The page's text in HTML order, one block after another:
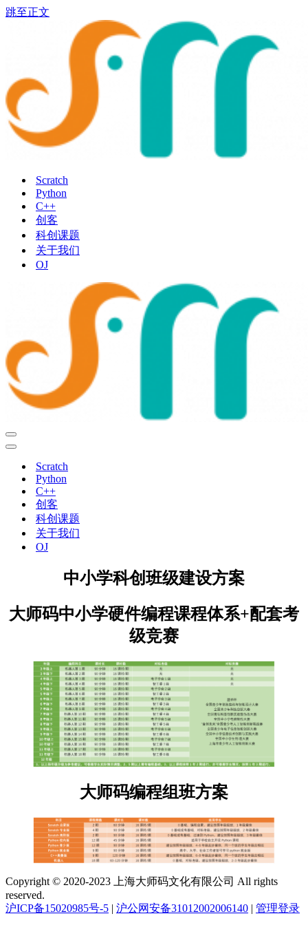
跳至正文
Scratch
Python
C++
创客
科创课题
关于我们
OJ
导
航
导
Scratch
Python
C++
创客
科创课题
关于我们
OJ
中小学科创班级建设方案
大师码中小学硬件编程课程体系+配套考
级竞赛
大师码编程组班方案
Copyright © 2020-2023 上海大师码文化有限公司 All rights
reserved.
沪ICP备15020985号-5 | 沪公网安备31012002006140 | 管理登录